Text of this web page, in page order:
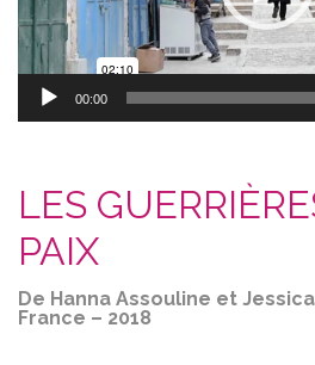
00:00
LES
PAIX
De Hanna Assouline et Jessica
France – 2018